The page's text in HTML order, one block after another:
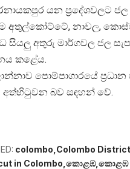
යන ප්‍රදේශවලට
අතුල්කෝට්ටේ, නාවල,
සියලු අතුරු මාර්ගවල ජල
කළේය.
පොම්පාගාරයේ
අත්හිටුවන බව සඳහන් වේ.
colombo Colombo District
in Colombo කොළඹ කොළඹ